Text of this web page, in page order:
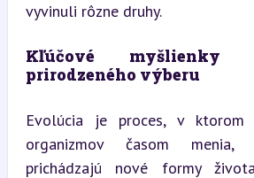
vyvinuli rôzne druhy.
Kľúčové myšlienky
prirodzeného výberu
Evolúcia je proces, v ktorom
organizmov časom menia,
prichádzajú nové formy